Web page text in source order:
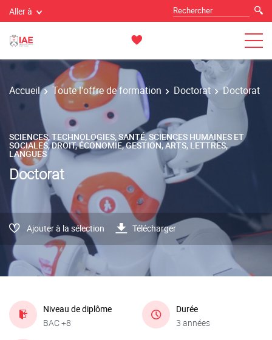
Aller à
Accueil Toute l'offre de formation Doctorat Doctorat
SCIENCES, TECHNOLOGIES, SANTÉ, SCIENCES HUMAINES ET
SOCIALES, DROIT, ÉCONOMIE, GESTION, ARTS, LETTRES,
LANGUES
Doctorat
Ajouter à la sélection Télécharger
Niveau de diplôme
BAC +8
Durée
3 années